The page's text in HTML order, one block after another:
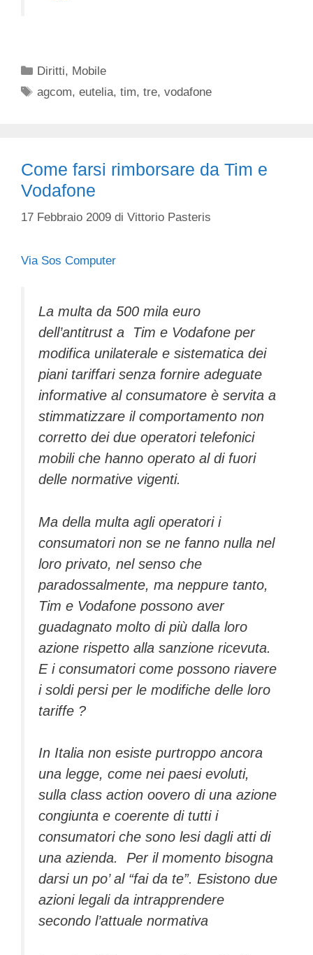
Categorie
Diritti, Mobile
Tag
agcom,eutelia,tim,tre,vodafone
Come farsi rimborsare da Tim e
Vodafone
17 Febbraio 2009 di Vittorio Pasteris
Via Sos Computer
La multa da 500 mila euro
dell’antitrust a Tim e Vodafone per
modifica unilaterale e sistematica dei
piani tariffari senza fornire adeguate
informative al consumatore è servita a
stimmatizzare il comportamento non
corretto dei due operatori telefonici
mobili che hanno operato al di fuori
delle normative vigenti.
Ma della multa agli operatori i
consumatori non se ne fanno nulla nel
loro privato, nel senso che
paradossalmente, ma neppure tanto,
Tim e Vodafone possono aver
guadagnato molto di più dalla loro
azione rispetto alla sanzione ricevuta.
E i consumatori come possono riavere
i soldi persi per le modifiche delle loro
tariffe ?
In Italia non esiste purtroppo ancora
una legge, come nei paesi evoluti,
sulla class action oovero di una azione
congiunta e coerente di tutti i
consumatori che sono lesi dagli atti di
una azienda. Per il momento bisogna
darsi un po’ al “fai da te”. Esistono due
azioni legali da intrapprendere
secondo l’attuale normativa